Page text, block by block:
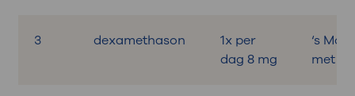
3 dexamethason
1x per
dag 8 mg
‘s
met